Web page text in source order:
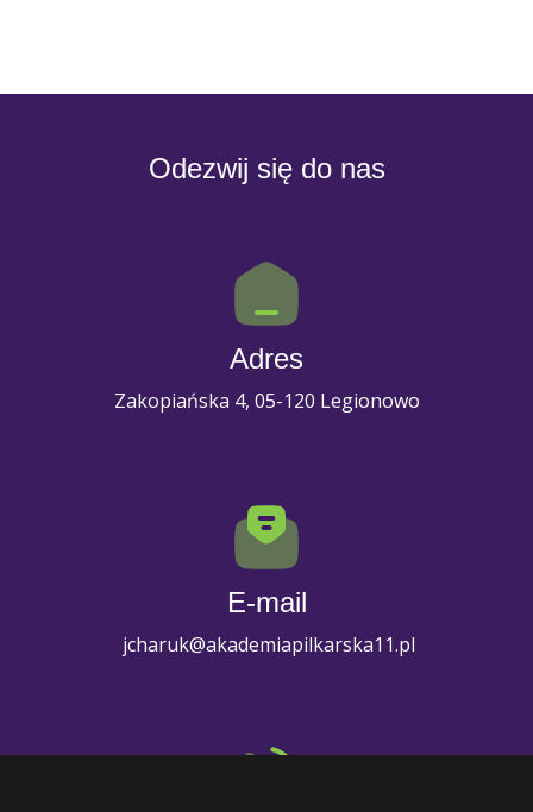
Odezwij się do nas
Adres
Zakopiańska 4, 05-120 Legionowo
E-mail
jcharuk@akademiapilkarska11.pl